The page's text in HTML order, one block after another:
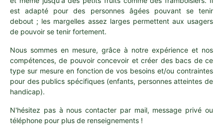
est adapté pour des personnes âgées pouvant se tenir
debout ; les margelles assez larges permettent aux usagers
de pouvoir se tenir fortement.
Nous sommes en mesure, grâce à notre expérience et nos
compétences, de pouvoir concevoir et créer des bacs de ce
type sur mesure en fonction de vos besoins et/ou contraintes
pour des publics spécifiques (enfants, personnes atteintes de
handicap).
N'hésitez pas à nous contacter par mail, message privé ou
téléphone pour plus de renseignements !